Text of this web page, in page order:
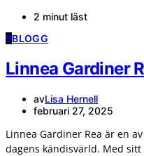
2 minut läst
BBLOGG
Linnea Gardiner
avLisa Hernell
februari 27, 2025
Linnea Gardiner Rea är en
dagens kändisvärld. Med